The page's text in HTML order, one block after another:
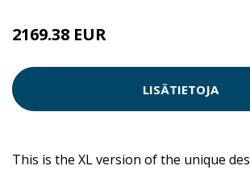
2169.38 EUR
LISÄTIETOJA
This is the XL version of the unique